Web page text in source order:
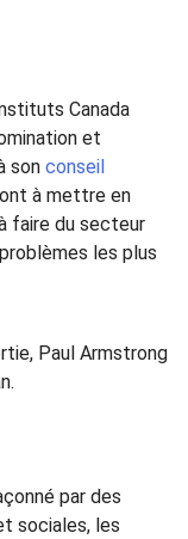
Canada
et
son conseil
à mettre en
faire du secteur
les plus
Paul Armstrong
par des
sociales, les